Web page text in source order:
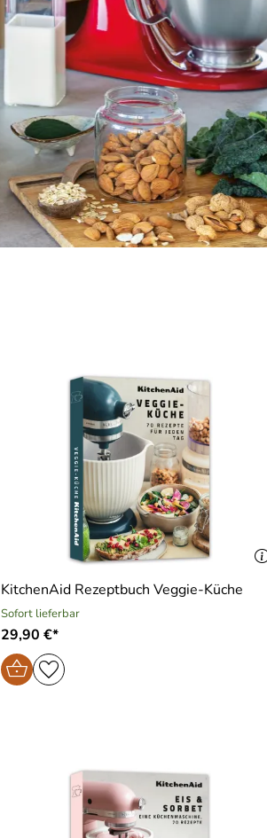
KitchenAid Rezeptbuch Veggie-Küche
Sofort lieferbar
29,90 €*